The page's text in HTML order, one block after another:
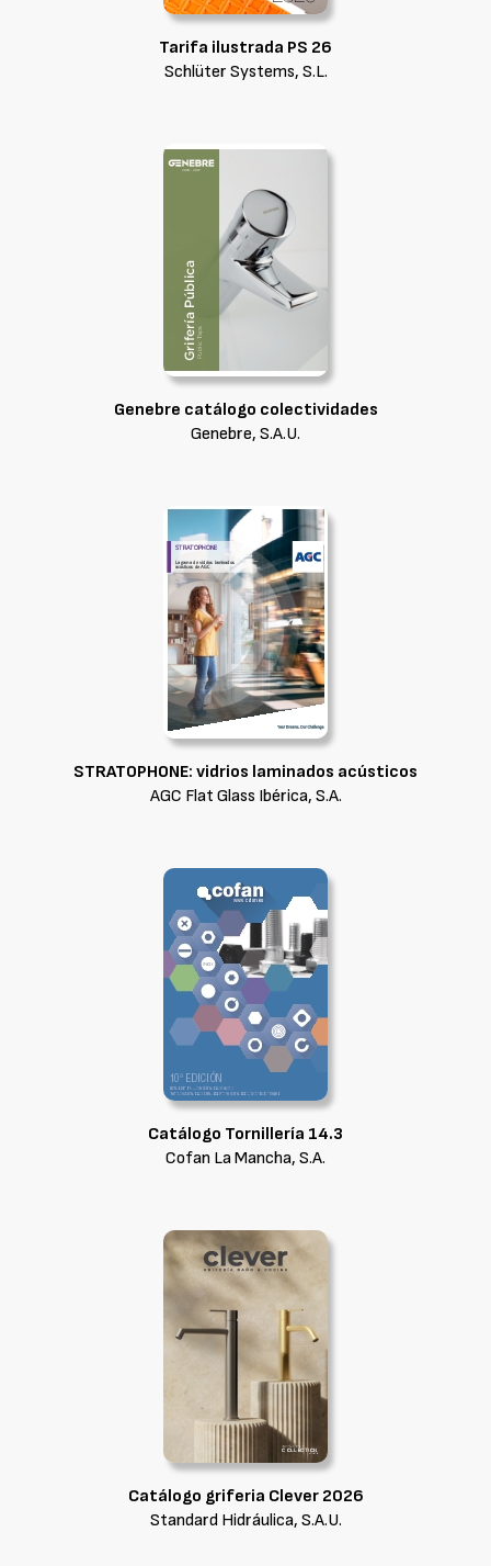
Tarifa ilustrada PS 26
Schlüter Systems, S.L.
Genebre catálogo colectividades
Genebre, S.A.U.
STRATOPHONE: vidrios laminados acústicos
AGC Flat Glass Ibérica, S.A.
Catálogo Tornillería 14.3
Cofan La Mancha, S.A.
Catálogo griferia Clever 2026
Standard Hidráulica, S.A.U.